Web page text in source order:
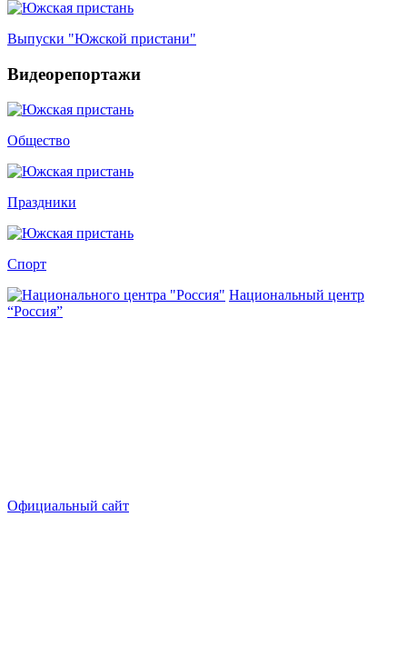
Выпуски "Южской пристани"
Видеорепортажи
Общество
Праздники
Спорт
Национальный центр
“Россия”
Официальный сайт